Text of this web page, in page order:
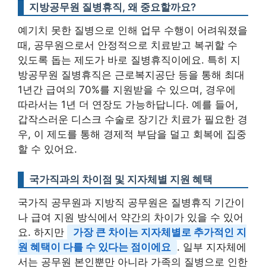
지방공무원 질병휴직, 왜 중요할까요?
예기치 못한 질병으로 인해 업무 수행이 어려워졌을
때, 공무원으로서 안정적으로 치료받고 복귀할 수
있도록 돕는 제도가 바로 질병휴직이에요. 특히 지
방공무원 질병휴직은 근로복지공단 등을 통해 최대
1년간 급여의 70%를 지원받을 수 있으며, 경우에
따라서는 1년 더 연장도 가능하답니다. 예를 들어,
갑작스러운 디스크 수술로 장기간 치료가 필요한 경
우, 이 제도를 통해 경제적 부담을 덜고 회복에 집중
할 수 있어요.
국가직과의 차이점 및 지자체별 지원 혜택
국가직 공무원과 지방직 공무원은 질병휴직 기간이
나 급여 지원 방식에서 약간의 차이가 있을 수 있어
요. 하지만
가장 큰 차이는 지자체별로 추가적인 지
원 혜택이 다를 수 있다는 점이에요 . 일부 지자체에
서는 공무원 본인뿐만 아니라 가족의 질병으로 인한